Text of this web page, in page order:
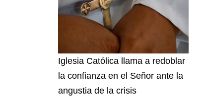
Iglesia Católica llama a redoblar
la confianza en el Señor ante la
angustia de la crisis